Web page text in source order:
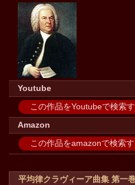
Youtube
この作品をYoutubeで検索
Amazon
この作品をamazonで検索す
平均律クラヴィーア曲集 第一